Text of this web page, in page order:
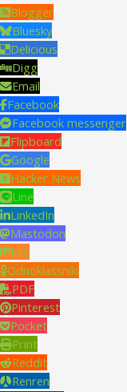
Blogger
Bluesky
Delicious
Digg
Email
Facebook
Facebook messenger
Flipboard
Google
Hacker News
Line
LinkedIn
Mastodon
Mix
Odnoklassniki
PDF
Pinterest
Pocket
Print
Reddit
Renren